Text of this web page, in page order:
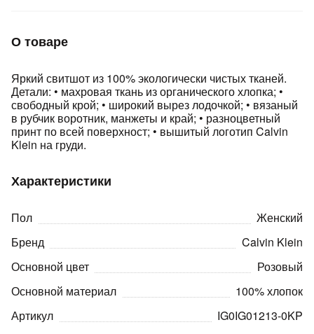
О товаре
Яркий свитшот из 100% экологически чистых тканей.
Детали: • махровая ткань из органического хлопка; •
свободный крой; • широкий вырез лодочкой; • вязаный
в рубчик воротник, манжеты и край; • разноцветный
принт по всей поверхност; • вышитый логотип Calvin
Klein на груди.
Характеристики
Пол
Женский
Бренд
Calvin Klein
Основной цвет
Розовый
Основной материал
100% хлопок
Артикул
IG0IG01213-0KP
25
раз в 2
недели
Остались вопросы?
8 800 302-02-51
plait.ru